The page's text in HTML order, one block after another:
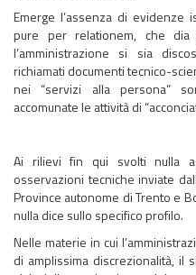
Emerge l’assenza di
pure per relationem, che
l’amministrazione si sia
richiamati documenti tecnico-
nei “servizi alla persona”
accomunate le attività di
Ai rilievi fin qui svolti nulla
osservazioni tecniche inviate
Province autonome di Trento e
nulla dice sullo specifico profilo.
Nelle materie in cui
di amplissima discrezionalità, il